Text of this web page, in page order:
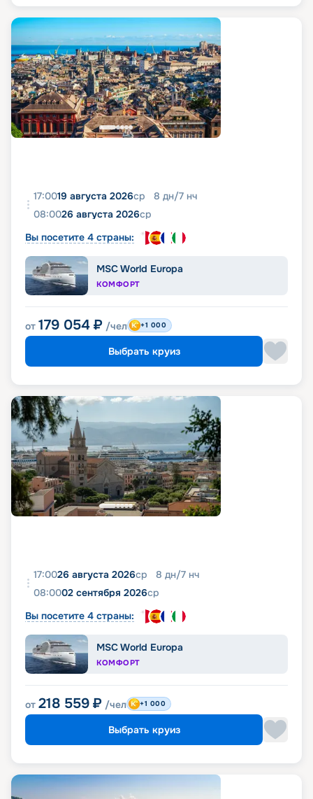
17:0019 августа 2026ср 8 дн/7 нч
08:0026 августа 2026ср
Вы посетите 4 страны:
MSC World Europa
КОМФОРТ
от 179 054 ₽ /чел +1 000
Выбрать круиз
17:0026 августа 2026ср 8 дн/7 нч
08:0002 сентября 2026ср
Вы посетите 4 страны:
MSC World Europa
КОМФОРТ
от 218 559 ₽ /чел +1 000
Выбрать круиз